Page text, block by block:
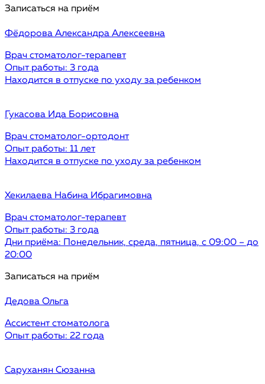
Записаться на приём
Фёдорова Александра Алексеевна
Врач стоматолог-терапевт
Опыт работы: 3 года
Находится в отпуске по уходу за ребенком
Гукасова Ида Борисовна
Врач стоматолог-ортодонт
Опыт работы: 11 лет
Находится в отпуске по уходу за ребенком
Хекилаева Набина Ибрагимовна
Врач стоматолог-терапевт
Опыт работы: 3 года
Дни приёма: Понедельник, среда, пятница, с 09:00 – до
20:00
Записаться на приём
Дедова Ольга
Ассистент стоматолога
Опыт работы: 22 года
Саруханян Сюзанна